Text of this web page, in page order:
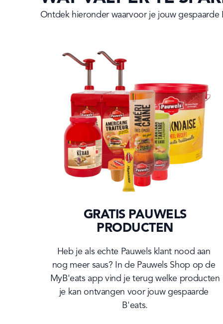
Ontdek hieronder waarvoor je jouw gespaarde
GRATIS PAUWELS
PRODUCTEN
Heb je als echte Pauwels klant nood aan
nog meer saus? In de Pauwels Shop op de
MyB'eats app vind je terug welke producten
je kan ontvangen voor jouw gespaarde
B'eats.